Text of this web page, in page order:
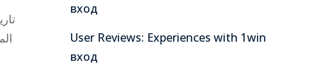
вход
User Reviews: Experiences with 1win
вход